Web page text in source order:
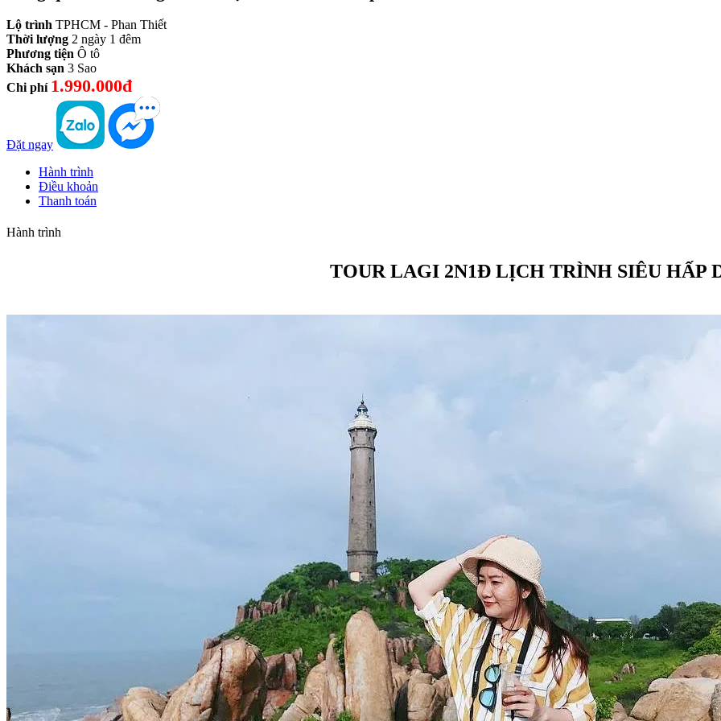
Lộ trình TPHCM - Phan Thiết
Thời lượng 2 ngày 1 đêm
Phương tiện Ô tô
Khách sạn 3 Sao
Chi phí 1.990.000đ
Đặt ngay
Hành trình
Điều khoản
Thanh toán
Hành trình
TOUR LAGI 2N1Đ LỊCH TRÌNH SIÊU HẤP